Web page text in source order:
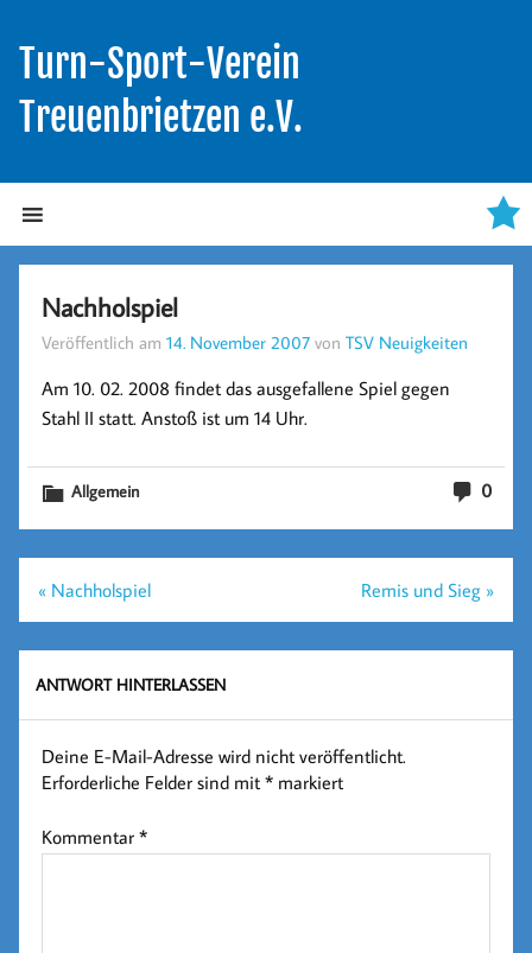
Turn-Sport-Verein
Treuenbrietzen e.V.
Nachholspiel
Veröffentlich am14. November 2007 vonTSV Neuigkeiten
Am 10. 02. 2008 findet das ausgefallene Spiel gegen
Stahl II statt. Anstoß ist um 14 Uhr.
0
Allgemein
Beitragsnavigation
« Nachholspiel Remis und Sieg »
ANTWORT HINTERLASSEN
Deine E-Mail-Adresse wird nicht veröffentlicht.
Erforderliche Felder sind mit* markiert
Kommentar*